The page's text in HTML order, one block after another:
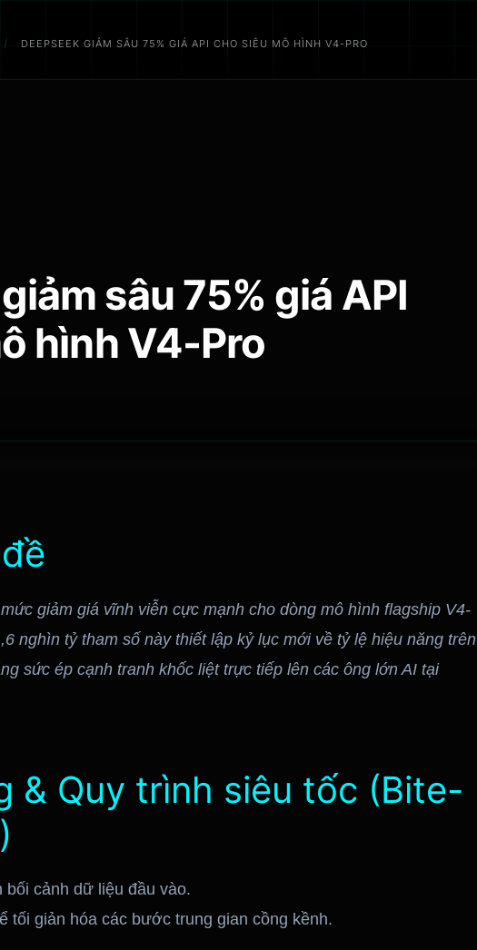
/ DEEPSEEK GIẢM SÂU 75% GIÁ API CHO SIÊU MÔ HÌNH V4-PRO
sâu 75% giá API
hình V4-Pro
giảm giá vĩnh viễn cực mạnh cho dòng mô hình flagship V4-
nghìn tỷ tham số này thiết lập kỷ lục mới về tỷ lệ hiệu năng trên
sức ép cạnh tranh khốc liệt trực tiếp lên các ông lớn AI tại
& Quy trình siêu tốc (Bite-
cảnh dữ liệu đầu vào.
tối giản hóa các bước trung gian cồng kềnh.